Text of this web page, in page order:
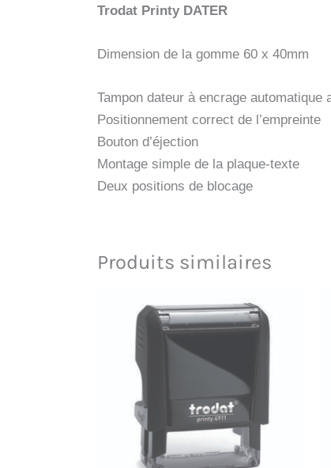
Trodat Printy DATER
Dimension de la gomme 60 x 40mm
Tampon dateur à encrage
Positionnement correct de l’empreinte
Bouton d’éjection
Montage simple de la plaque-texte
Deux positions de blocage
Produits similaires